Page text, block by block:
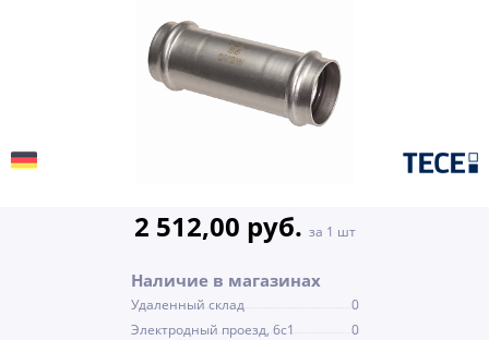
2 512,00 руб. за 1 шт
Наличие в магазинах
Удаленный склад
0
Электродный проезд, 6с1
0